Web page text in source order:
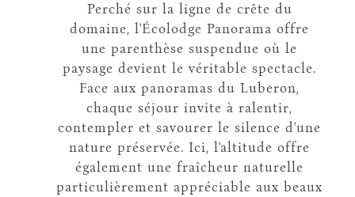
Perché sur la ligne de crête du
domaine, l'Écolodge Panorama offre
une parenthèse suspendue où le
paysage devient le véritable spectacle.
Face aux panoramas du Luberon,
chaque séjour invite à ralentir,
contempler et savourer le silence d'une
nature préservée. Ici, l'altitude offre
également une fraîcheur naturelle
particulièrement appréciable aux beaux